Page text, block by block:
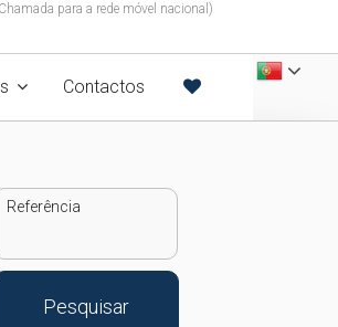
para a rede móvel nacional)
Contactos
Referência
Pesquisar